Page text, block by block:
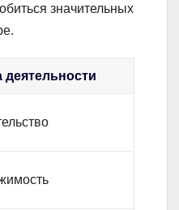
значительных